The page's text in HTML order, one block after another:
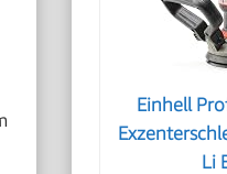
Einhell
Li